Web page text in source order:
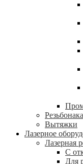
Вытяжки
Лазерное
Лазерная
С
Для